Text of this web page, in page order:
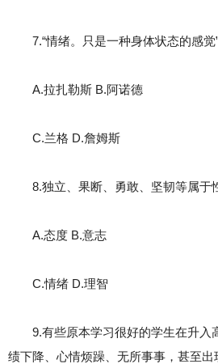
7.“情绪。只是一种身体状态的感觉”
A.拉扎勒斯 B.阿诺德
C.兰格 D.詹姆斯
8.独立、果断、勇敢、坚韧等属于性
A.态度 B.意志
C.情绪 D.理智
9.有些原本学习很好的学生在升入
绩下降、心情烦躁、无所事事，甚至